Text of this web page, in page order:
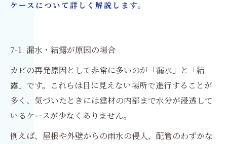
ケースについて詳しく解説します。
7-1. 漏水・結露が原因の場合
カビの再発原因として非常に多いのが「漏水」と「結
露」です。これらは目に見えない場所で進行することが
多く、気づいたときには建材の内部まで水分が浸透して
いるケースが少なくありません。
例えば、屋根や外壁からの雨水の侵入、配管のわずかな